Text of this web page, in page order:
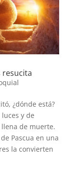
resucita
¿dónde está?
y de
de muerte.
Pascua en una
la convierten